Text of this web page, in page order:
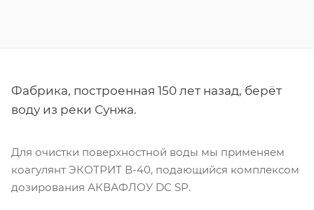
Фабрика, построенная 150 лет назад, берёт
воду из реки Сунжа.
Для очистки поверхностной воды мы применяем
коагулянт ЭКОТРИТ В-40, подающийся комплексом
дозирования АКВАФЛОУ DC SP.